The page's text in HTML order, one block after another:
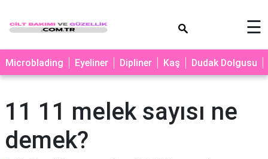
MAKYAJ
MİCROBLADİNG
LAZER
EPİLASYON
☰
Microblading Eyeliner Dipliner Kaş Dudak Dolgusu
11 11 melek sayısı ne
demek?